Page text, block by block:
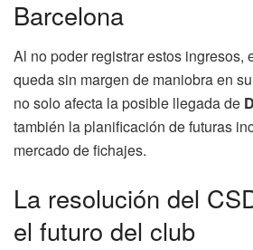
Barcelona
Al no poder registrar estos ingresos,
queda sin margen de maniobra en su
no solo afecta la posible llegada de
también la planificación de futuras
mercado de fichajes.
La resolución del
el futuro del club